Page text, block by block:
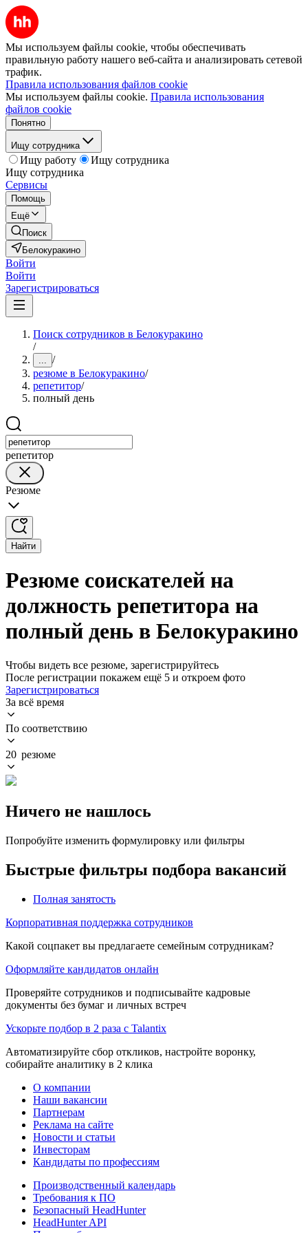
Мы используем файлы cookie, чтобы обеспечивать
правильную работу нашего веб-сайта и анализировать сетевой
трафик.
Правила использования файлов cookie
Мы используем файлы cookie. Правила использования
файлов cookie
Понятно
Ищу сотрудника
Ищу работу
Ищу сотрудника
Ищу сотрудника
Сервисы
Помощь
Ещё
Поиск
Белокуракино
Войти
Войти
Зарегистрироваться
Поиск сотрудников в Белокуракино
/
... /
резюме в Белокуракино/
репетитор/
полный день
репетитор
Резюме
Найти
Резюме соискателей на
должность репетитора на
полный день в Белокуракино
Чтобы видеть все резюме, зарегистрируйтесь
После регистрации покажем ещё 5 и откроем фото
Зарегистрироваться
За всё время
По соответствию
20 резюме
Ничего не нашлось
Попробуйте изменить формулировку или фильтры
Быстрые фильтры подбора вакансий
Полная занятость
Корпоративная поддержка сотрудников
Какой соцпакет вы предлагаете семейным сотрудникам?
Оформляйте кандидатов онлайн
Проверяйте сотрудников и подписывайте кадровые
документы без бумаг и личных встреч
Ускорьте подбор в 2 раза с Talantix
Автоматизируйте сбор откликов, настройте воронку,
собирайте аналитику в 2 клика
О компании
Наши вакансии
Партнерам
Реклама на сайте
Новости и статьи
Инвесторам
Кандидаты по профессиям
Производственный календарь
Требования к ПО
Безопасный HeadHunter
HeadHunter API